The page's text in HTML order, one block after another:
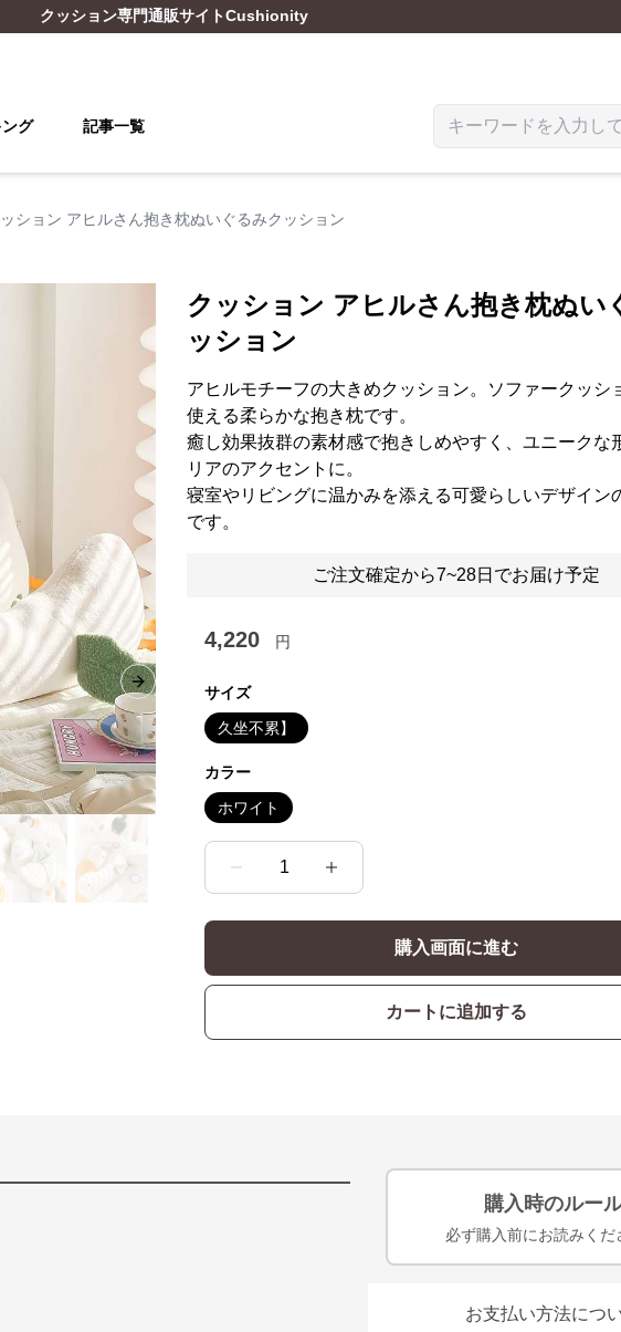
クッション専門通販サイトCushionity
グ 記事一覧
ション アヒルさん抱き枕ぬいぐるみクッション
Next slide
クッション アヒルさん抱き枕ぬい
ッション
アヒルモチーフの大きめクッション。ソファークッシ
使える柔らかな抱き枕です。
癒し効果抜群の素材感で抱きしめやすく、ユニークな
リアのアクセントに。
寝室やリビングに温かみを添える可愛らしいデザイン
です。
ご注文確定から7~28日でお届け予定
4,220 円
サイズ
久坐不累】
カラー
ホワイト
1
購入画面に進む
カートに追加する
購入時のルー
必ず購入前にお読みくだ
お支払い方法につ